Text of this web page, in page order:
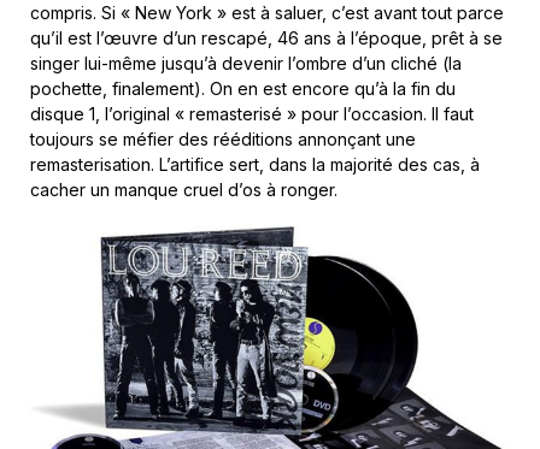
compris. Si « New York » est à saluer, c’est avant tout parce
qu’il est l’œuvre d’un rescapé, 46 ans à l’époque, prêt à se
singer lui-même jusqu’à devenir l’ombre d’un cliché (la
pochette, finalement). On en est encore qu’à la fin du
disque 1, l’original « remasterisé » pour l’occasion. Il faut
toujours se méfier des rééditions annonçant une
remasterisation. L’artifice sert, dans la majorité des cas, à
cacher un manque cruel d’os à ronger.